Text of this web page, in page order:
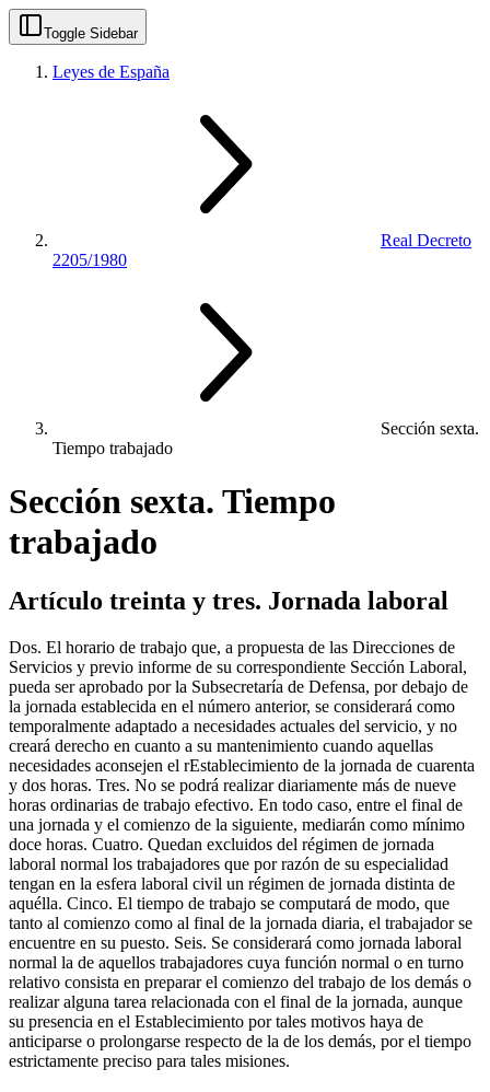
Toggle Sidebar
Leyes de España
Real Decreto
2205/1980
Sección sexta.
Tiempo trabajado
Sección sexta. Tiempo
trabajado
Artículo treinta y tres. Jornada laboral
Dos. El horario de trabajo que, a propuesta de las Direcciones de
Servicios y previo informe de su correspondiente Sección Laboral,
pueda ser aprobado por la Subsecretaría de Defensa, por debajo de
la jornada establecida en el número anterior, se considerará como
temporalmente adaptado a necesidades actuales del servicio, y no
creará derecho en cuanto a su mantenimiento cuando aquellas
necesidades aconsejen el rEstablecimiento de la jornada de cuarenta
y dos horas. Tres. No se podrá realizar diariamente más de nueve
horas ordinarias de trabajo efectivo. En todo caso, entre el final de
una jornada y el comienzo de la siguiente, mediarán como mínimo
doce horas. Cuatro. Quedan excluidos del régimen de jornada
laboral normal los trabajadores que por razón de su especialidad
tengan en la esfera laboral civil un régimen de jornada distinta de
aquélla. Cinco. El tiempo de trabajo se computará de modo, que
tanto al comienzo como al final de la jornada diaria, el trabajador se
encuentre en su puesto. Seis. Se considerará como jornada laboral
normal la de aquellos trabajadores cuya función normal o en turno
relativo consista en preparar el comienzo del trabajo de los demás o
realizar alguna tarea relacionada con el final de la jornada, aunque
su presencia en el Establecimiento por tales motivos haya de
anticiparse o prolongarse respecto de la de los demás, por el tiempo
estrictamente preciso para tales misiones.